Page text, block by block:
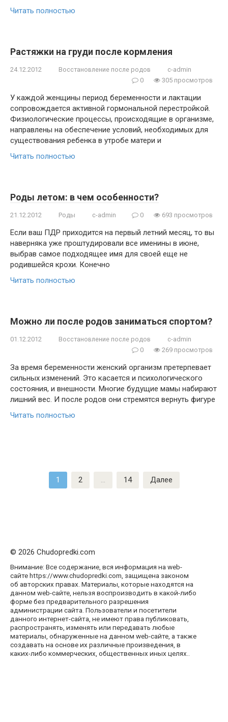
Читать полностью
Растяжки на груди после кормления
24.12.2012 Восстановление после родов
c-admin
0
305 просмотров
У каждой женщины период беременности и лактации
сопровождается активной гормональной перестройкой.
Физиологические процессы, происходящие в организме,
направлены на обеспечение условий, необходимых для
существования ребенка в утробе матери и
Читать полностью
Роды летом: в чем особенности?
21.12.2012 Роды c-admin 0 693 просмотров
Если ваш ПДР приходится на первый летний месяц, то вы
наверняка уже проштудировали все именины в июне,
выбрав самое подходящее имя для своей еще не
родившейся крохи. Конечно
Читать полностью
Можно ли после родов заниматься спортом?
01.12.2012 Восстановление после родов
c-admin
0
269 просмотров
За время беременности женский организм претерпевает
сильных изменений. Это касается и психологического
состояния, и внешности. Многие будущие мамы набирают
лишний вес. И после родов они стремятся вернуть фигуре
Читать полностью
1 2 … 14 Далее
© 2026 Chudopredki.com
Внимание: Все содержание, вся информация на web-
сайте https://www.chudopredki.com, защищена законом
об авторских правах. Материалы, которые находятся на
данном web-сайте, нельзя воспроизводить в какой-либо
форме без предварительного разрешения
администрации сайта. Пользователи и посетители
данного интернет-сайта, не имеют права публиковать,
распространять, изменять или передавать любые
материалы, обнаруженные на данном web-сайте, а также
создавать на основе их различные произведения, в
каких-либо коммерческих, общественных иных целях..